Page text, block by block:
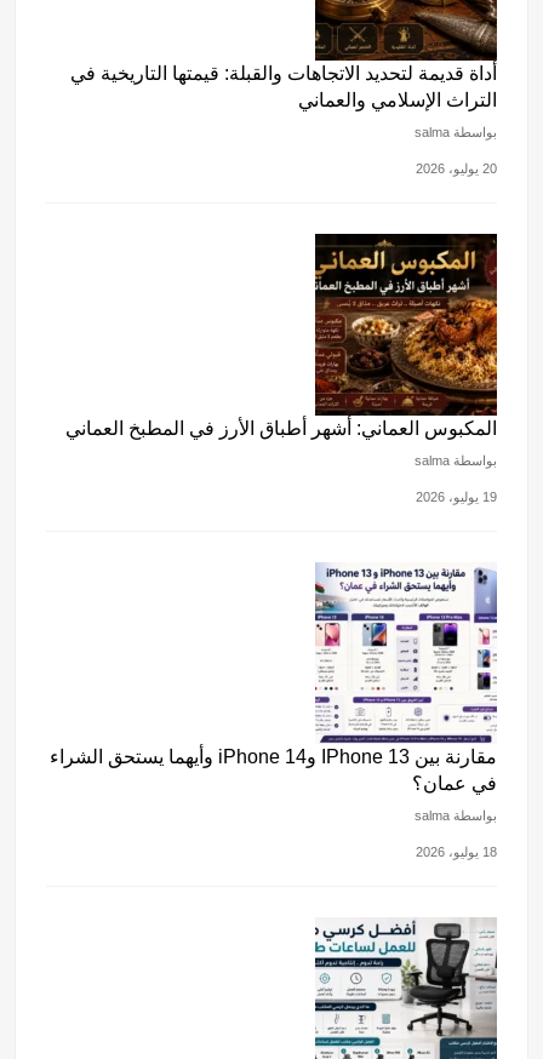
أداة قديمة لتحديد الاتجاهات والقبلة: قيمتها التاريخية في
التراث الإسلامي والعماني
بواسطة salma
20 يوليو، 2026
المكبوس العماني: أشهر أطباق الأرز في المطبخ العماني
بواسطة salma
19 يوليو، 2026
مقارنة بين IPhone 13 وiPhone 14 وأيهما يستحق الشراء
في عمان؟
بواسطة salma
18 يوليو، 2026